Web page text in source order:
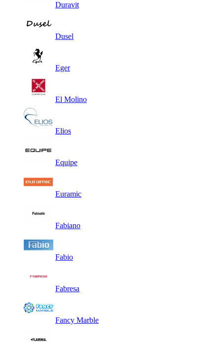
Duravit
Dusel
Eger
El Molino
Elios
Equipe
Euramic
Fabiano
Fabio
Fabresa
Fancy Marble